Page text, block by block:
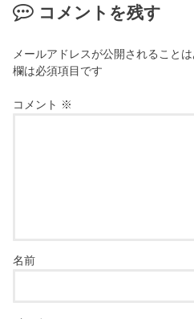
コメントを残す
メールアドレスが公開されることは
欄は必須項目です
コメント ※
名前